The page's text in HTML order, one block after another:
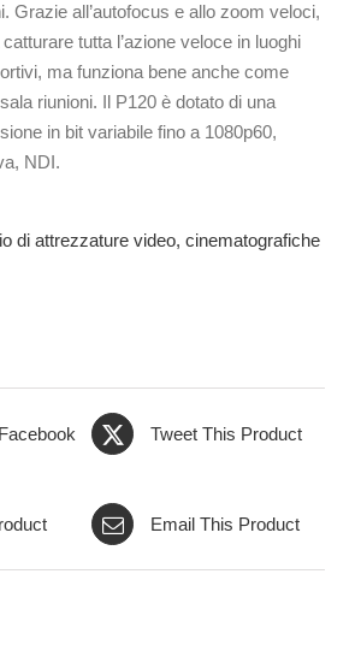
Grazie all’autofocus e allo zoom veloci,
tutta l’azione veloce in luoghi
ma funziona bene anche come
riunioni. Il P120 è dotato di una
in bit variabile fino a 1080p60,
NDI.
di attrezzature video, cinematografiche
Tweet This Product
Email This Product